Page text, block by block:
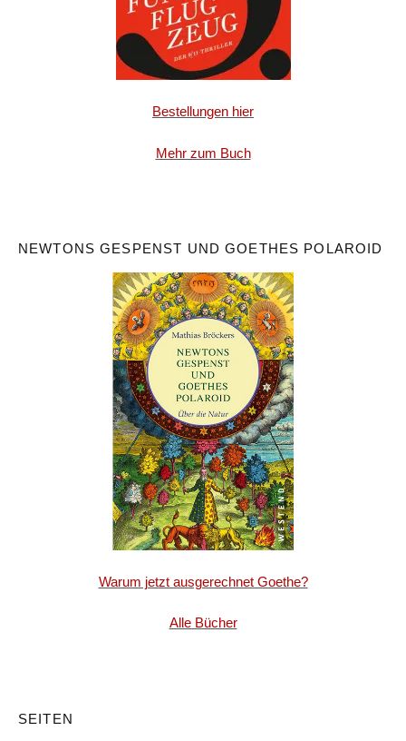
Bestellungen hier
Mehr zum Buch
NEWTONS GESPENST UND GOETHES POLAROID
Warum jetzt ausgerechnet Goethe?
Alle Bücher
SEITEN